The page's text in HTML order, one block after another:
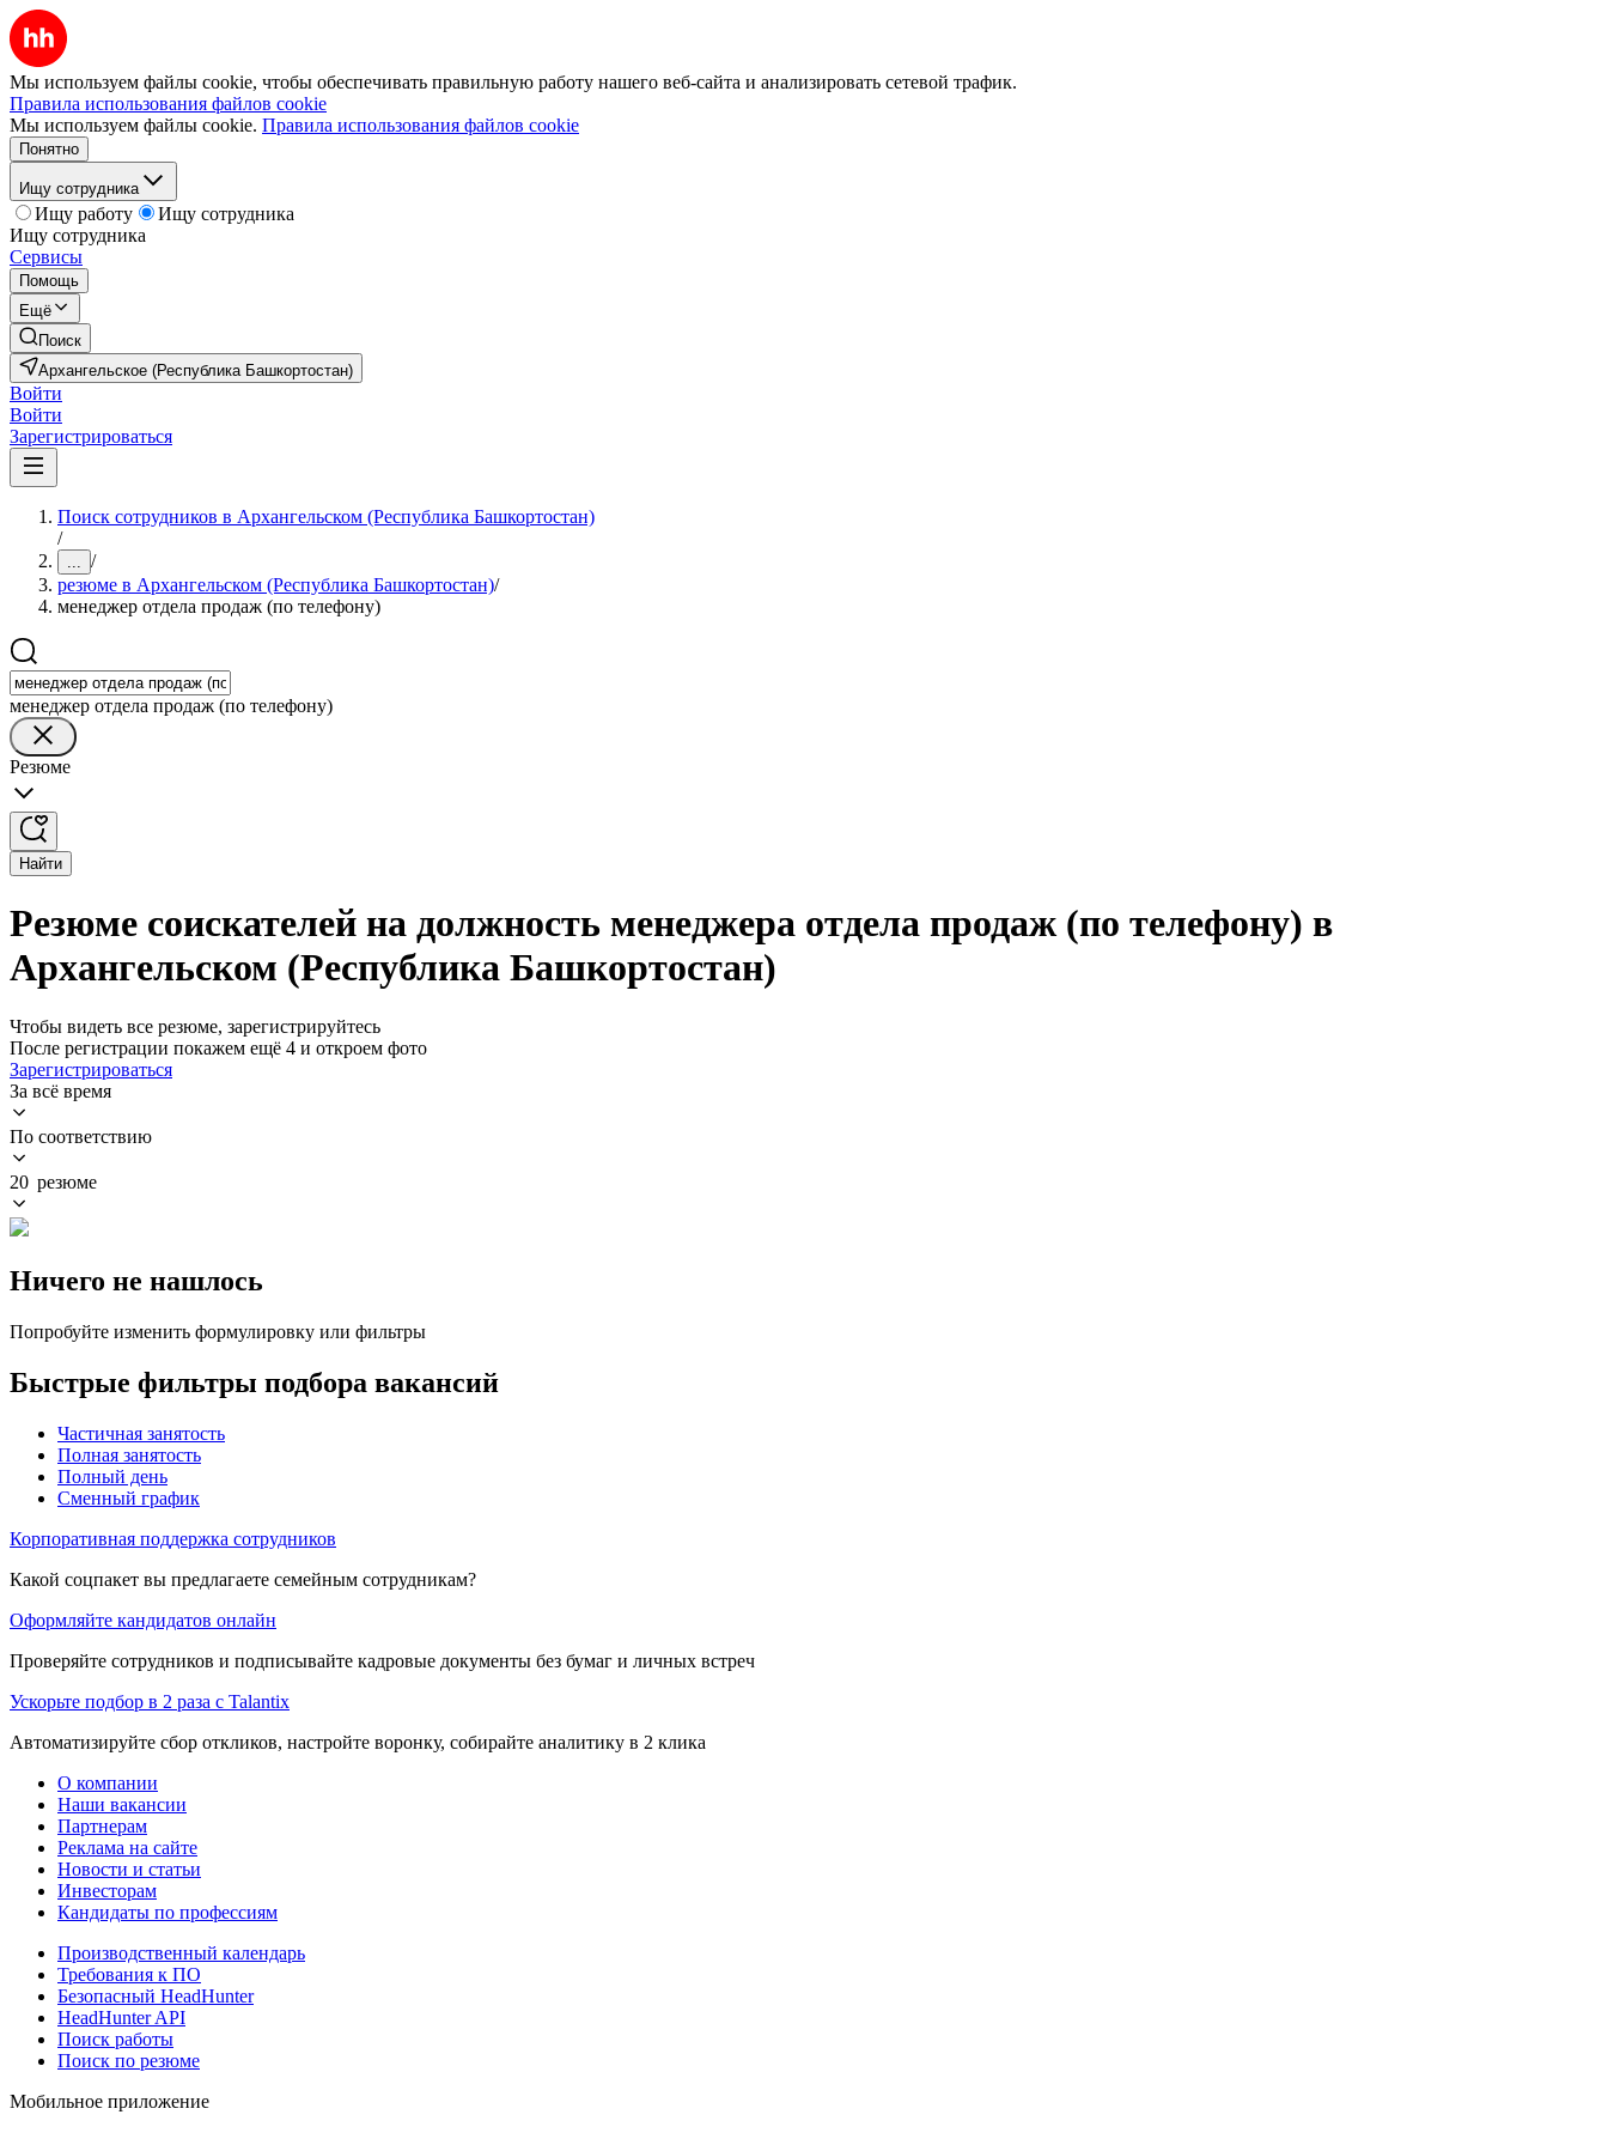
Мы используем файлы cookie, чтобы обеспечивать правильную работу нашего веб-сайта и анализировать сетевой трафик.
Правила использования файлов cookie
Мы используем файлы cookie. Правила использования файлов cookie
Понятно
Ищу сотрудника
Ищу работу
Ищу сотрудника
Ищу сотрудника
Сервисы
Помощь
Ещё
Поиск
Архангельское (Республика Башкортостан)
Войти
Войти
Зарегистрироваться
Поиск сотрудников в Архангельском (Республика Башкортостан)
/
... /
резюме в Архангельском (Республика Башкортостан)/
менеджер отдела продаж (по телефону)
менеджер отдела продаж (по телефону)
Резюме
Найти
Резюме соискателей на должность менеджера отдела продаж (по телефону) в
Архангельском (Республика Башкортостан)
Чтобы видеть все резюме, зарегистрируйтесь
После регистрации покажем ещё 4 и откроем фото
Зарегистрироваться
За всё время
По соответствию
20 резюме
Ничего не нашлось
Попробуйте изменить формулировку или фильтры
Быстрые фильтры подбора вакансий
Частичная занятость
Полная занятость
Полный день
Сменный график
Корпоративная поддержка сотрудников
Какой соцпакет вы предлагаете семейным сотрудникам?
Оформляйте кандидатов онлайн
Проверяйте сотрудников и подписывайте кадровые документы без бумаг и личных встреч
Ускорьте подбор в 2 раза с Talantix
Автоматизируйте сбор откликов, настройте воронку, собирайте аналитику в 2 клика
О компании
Наши вакансии
Партнерам
Реклама на сайте
Новости и статьи
Инвесторам
Кандидаты по профессиям
Производственный календарь
Требования к ПО
Безопасный HeadHunter
HeadHunter API
Поиск работы
Поиск по резюме
Мобильное приложение